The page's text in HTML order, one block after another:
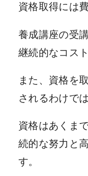
資格取得には
養成講座の受
継続的なコス
また、資格を
されるわけで
資格はあくま
続的な努力と
す。